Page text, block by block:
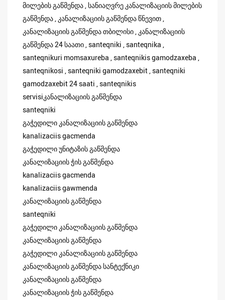
მილების გაწმენდა , სანიაღვრე კანალიზაციის მილების
გაწმენდა , კანალიზაციის გაწმენდა წნევით ,
კანალიზაციის გაწმენდა თბილისი , კანალიზაციის
გაწმენდა 24 საათი , santeqniki , santeqnika ,
santeqnikuri momsaxureba , santeqnikis gamodzaxeba ,
santeqnikosi , santeqniki gamodzaxebit , santeqniki
gamodzaxebit 24 saati , santeqnikis
servisiკანალიზაციის გაწმენდა
santeqniki
გაჭედილი კანალიზაციის გაწმენდა
kanalizaciis gacmenda
გაჭედილი უნიტაზის გაწმენდა
კანალიზაციის ჭის გაწმენდა
kanalizaciis gacmenda
kanalizaciis gawmenda
კანალიზაციის გაწმენდა
santeqniki
გაჭედილი კანალიზაციის გაწმენდა
კანალიზაციის გაწმენდა
გაჭედილი კანალიზაციის გაწმენდა
კანალიზაციის გაწმენდა სანტექნიკი
კანალიზაციის გაწმენდა
კანალიზაციის ჭის გაწმენდა